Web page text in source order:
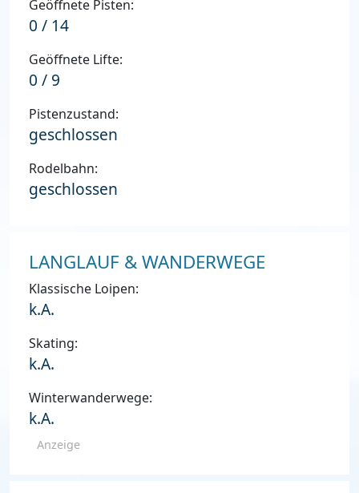
Geöffnete Pisten:
0 / 14
Geöffnete Lifte:
0 / 9
Pistenzustand:
geschlossen
Rodelbahn:
geschlossen
LANGLAUF & WANDERWEGE
Klassische Loipen:
k.A.
Skating:
k.A.
Winterwanderwege:
k.A.
Anzeige